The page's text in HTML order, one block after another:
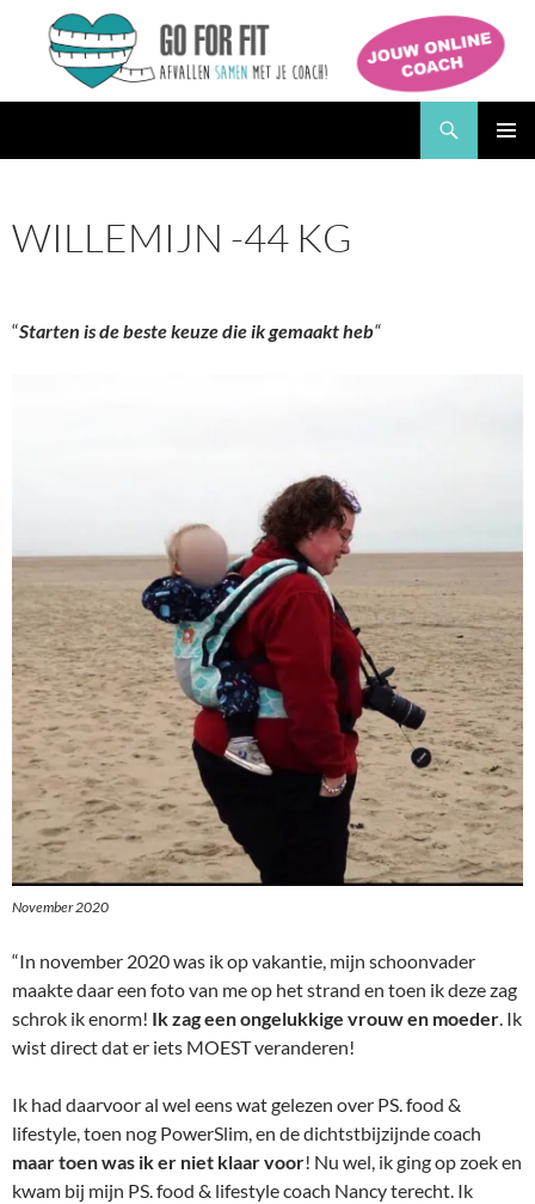
inhoud
WILLEMIJN -44 KG
“Starten is de beste keuze die ik gemaakt heb“
November 2020
“In november 2020 was ik op vakantie, mijn schoonvader
maakte daar een foto van me op het strand en toen ik deze zag
schrok ik enorm! Ik zag een ongelukkige vrouw en moeder. Ik
wist direct dat er iets MOEST veranderen!
Ik had daarvoor al wel eens wat gelezen over PS. food &
lifestyle, toen nog PowerSlim, en de dichtstbijzijnde coach
maar toen was ik er niet klaar voor! Nu wel, ik ging op zoek en
kwam bij mijn PS. food & lifestyle coach Nancy terecht. Ik